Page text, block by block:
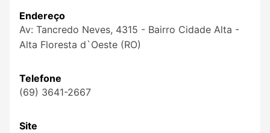
Endereço
Av: Tancredo Neves, 4315 - Bairro Cidade Alta -
Alta Floresta d`Oeste (RO)
Telefone
(69) 3641-2667
Site